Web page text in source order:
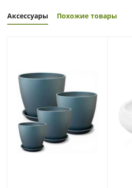
Аксессуары Похожие товары